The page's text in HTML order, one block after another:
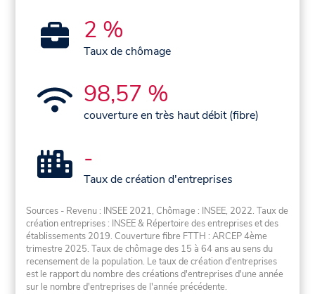
2 %
Taux de chômage
98,57 %
couverture en très haut débit (fibre)
-
Taux de création d'entreprises
Sources - Revenu : INSEE 2021, Chômage : INSEE, 2022. Taux de
création entreprises : INSEE & Répertoire des entreprises et des
établissements 2019. Couverture fibre FTTH : ARCEP 4ème
trimestre 2025. Taux de chômage des 15 à 64 ans au sens du
recensement de la population. Le taux de création d'entreprises
est le rapport du nombre des créations d'entreprises d'une année
sur le nombre d'entreprises de l'année précédente.